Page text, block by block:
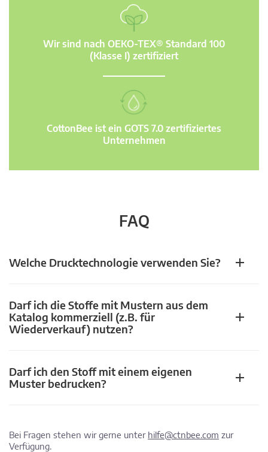
Wir sind nach OEKO-TEX® Standard 100
(Klasse I) zertifiziert
CottonBee ist ein GOTS 7.0 zertifiziertes
Unternehmen
FAQ
Welche Drucktechnologie verwenden Sie?
Darf ich die Stoffe mit Mustern aus dem
Katalog kommerziell (z.B. für
Wiederverkauf) nutzen?
Darf ich den Stoff mit einem eigenen
Muster bedrucken?
Bei Fragen stehen wir gerne unter hilfe@ctnbee.com zur
Verfügung.